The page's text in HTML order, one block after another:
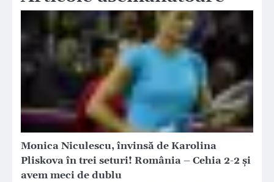
Monica Niculescu, învinsă de Karolina
Pliskova în trei seturi! România – Cehia 2-2 și
avem meci de dublu